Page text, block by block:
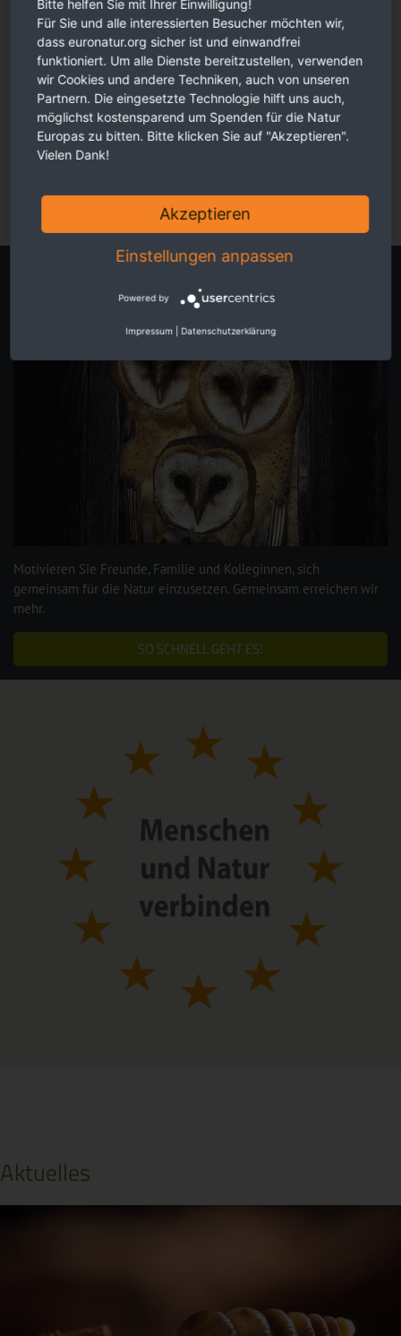
Faszinierende Reportagen, persönliche Eindrücke und
berührende Fotos - ansprechend für Sie aufbereitet.
Eigene Spendenaktion starten
Motivieren Sie Freunde, Familie und Kolleginnen, sich
gemeinsam für die Natur einzusetzen. Gemeinsam erreichen wir
mehr.
SO SCHNELL GEHT ES!
Aktuelles
Bitte helfen Sie mit Ihrer Einwilligung!
Für Sie und alle interessierten Besucher möchten wir,
dass euronatur.org sicher ist und einwandfrei
funktioniert. Um alle Dienste bereitzustellen, verwenden
wir Cookies und andere Techniken, auch von unseren
Partnern. Die eingesetzte Technologie hilft uns auch,
möglichst kostensparend um Spenden für die Natur
Europas zu bitten. Bitte klicken Sie auf "Akzeptieren".
Vielen Dank!
Akzeptieren
Einstellungen anpassen
Powered by
Impressum Datenschutzerklärung